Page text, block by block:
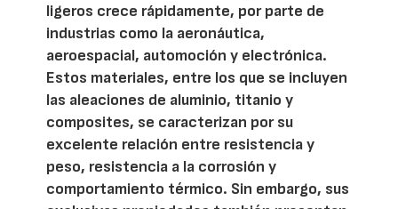
ligeros crece rápidamente, por parte de
industrias como la aeronáutica,
aeroespacial, automoción y electrónica.
Estos materiales, entre los que se incluyen
las aleaciones de aluminio, titanio y
composites, se caracterizan por su
excelente relación entre resistencia y
peso, resistencia a la corrosión y
comportamiento térmico. Sin embargo, sus